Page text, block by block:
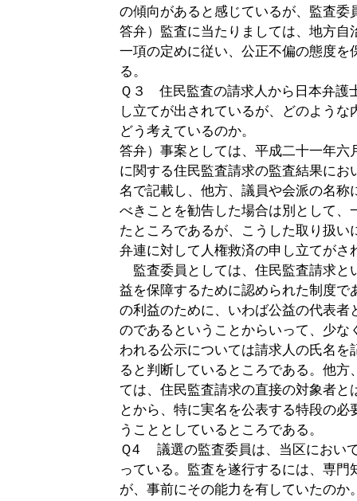
の傾向があると感じているが、監査委
答弁）監査に当たりましては、地方自
一項の定めに従い、公正不偏の態度を
る。
Ｑ３ 住民監査の請求人から日本弁護
し立てが出されているが、どのような
どう考えているのか。
答弁）事案としては、平成二十一年六
に関する住民監査請求の監査結果にお
名で記載し、他方、議員や会派の名称
べきことを勧告した場合は別として、
たところであるが、こうした取り扱い
弁連に対して人権救済の申し立てがさ
監査委員としては、住民監査請求と
益を保障するために認められた制度で
の利益のために、いわば公益の代表者
のであるということからいって、少な
われる公示については請求人の氏名を
ると判断しているところである。他方
ては、住民監査請求の直接の対象者と
とから、特に実名を公表する特段の必
うこととしているところである。
Ｑ4 議選の監査委員は、当区におい
っている。監査を遂行するには、専門
が、事前にその能力を有していたのか